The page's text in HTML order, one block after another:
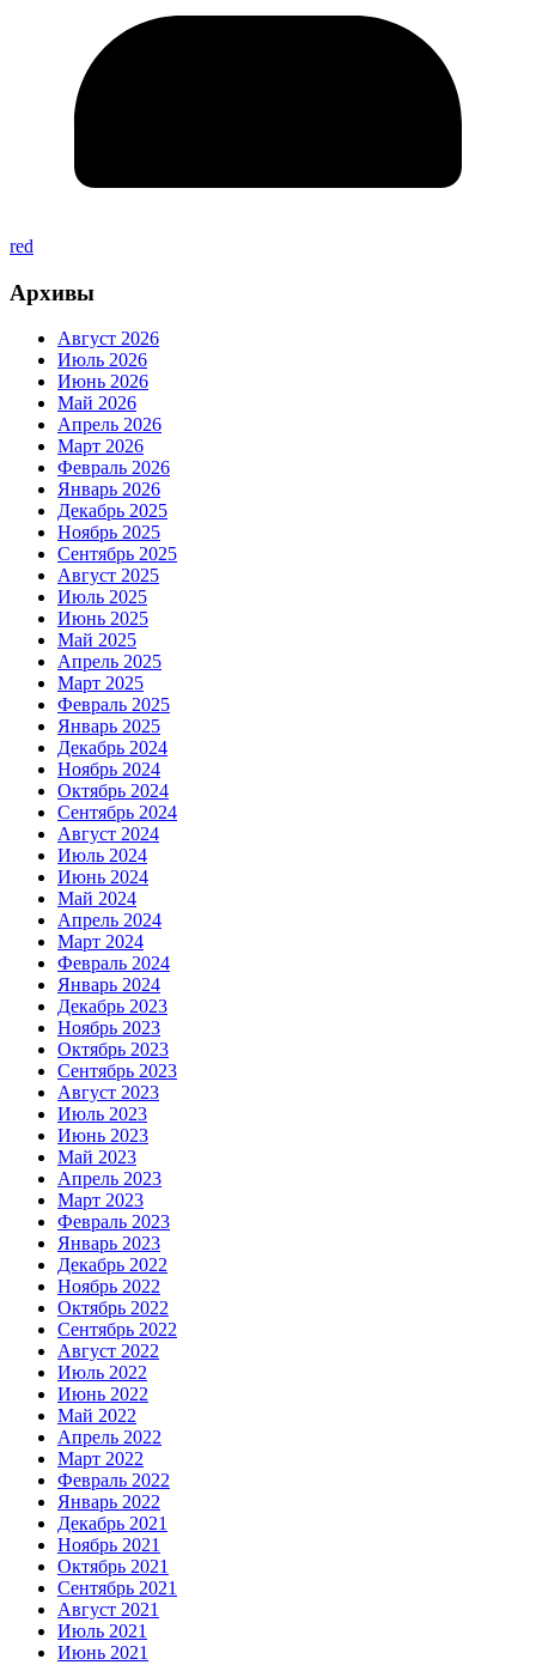
red
Архивы
Август 2026
Июль 2026
Июнь 2026
Май 2026
Апрель 2026
Март 2026
Февраль 2026
Январь 2026
Декабрь 2025
Ноябрь 2025
Сентябрь 2025
Август 2025
Июль 2025
Июнь 2025
Май 2025
Апрель 2025
Март 2025
Февраль 2025
Январь 2025
Декабрь 2024
Ноябрь 2024
Октябрь 2024
Сентябрь 2024
Август 2024
Июль 2024
Июнь 2024
Май 2024
Апрель 2024
Март 2024
Февраль 2024
Январь 2024
Декабрь 2023
Ноябрь 2023
Октябрь 2023
Сентябрь 2023
Август 2023
Июль 2023
Июнь 2023
Май 2023
Апрель 2023
Март 2023
Февраль 2023
Январь 2023
Декабрь 2022
Ноябрь 2022
Октябрь 2022
Сентябрь 2022
Август 2022
Июль 2022
Июнь 2022
Май 2022
Апрель 2022
Март 2022
Февраль 2022
Январь 2022
Декабрь 2021
Ноябрь 2021
Октябрь 2021
Сентябрь 2021
Август 2021
Июль 2021
Июнь 2021